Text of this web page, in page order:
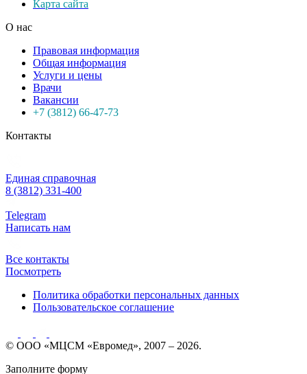
Карта сайта
О нас
Правовая информация
Общая информация
Услуги и цены
Врачи
Вакансии
+7 (3812) 66-47-73
Контакты
Единая справочная
8 (3812) 331-400
Telegram
Написать нам
Все контакты
Посмотреть
Политика обработки персональных данных
Пользовательское соглашение
© ООО «МЦСМ «Евромед», 2007 – 2026.
Заполните форму